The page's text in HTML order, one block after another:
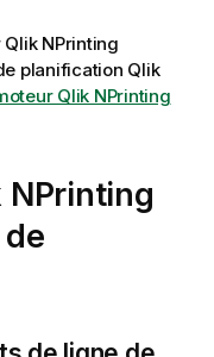
Qlik NPrinting
planification Qlik
Qlik NPrinting
NPrinting